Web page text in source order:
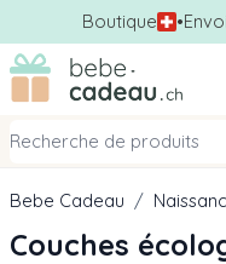
Boutique •
Allez au contenu
Bebe Cadeau /
Couches